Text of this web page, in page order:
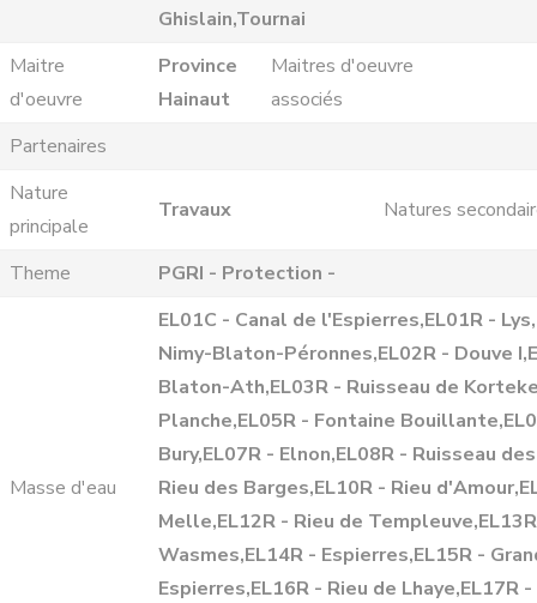
Ghislain,Tournai
Maitre
d'oeuvre
Province
Hainaut
Maitres d'oeuvre
associés
Partenaires
Nature
principale
Travaux Natures
Theme PGRI - Protection -
Masse d'eau
EL01C - Canal de l'Espierres,EL01R -
Nimy-Blaton-Péronnes,EL02R - Douve
Blaton-Ath,EL03R - Ruisseau de
Planche,EL05R - Fontaine
Bury,EL07R - Elnon,EL08R - Ruisseau
Rieu des Barges,EL10R - Rieu
Melle,EL12R - Rieu de
Wasmes,EL14R - Espierres,EL15R -
Espierres,EL16R - Rieu de Lhaye,EL17R